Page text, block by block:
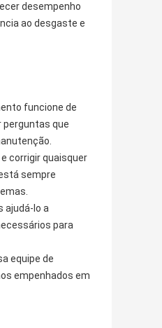
desempenho
ao desgaste e
funcione de
perguntas que
corrigir quaisquer
sempre
ajudá-lo a
para
equipe de
empenhados em